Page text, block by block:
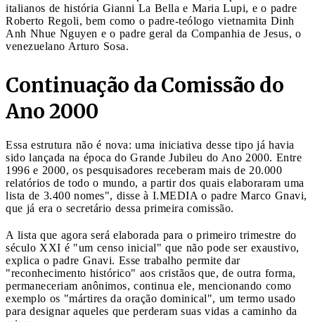
italianos de história Gianni La Bella e Maria Lupi, e o padre
Roberto Regoli, bem como o padre-teólogo vietnamita Dinh
Anh Nhue Nguyen e o padre geral da Companhia de Jesus, o
venezuelano Arturo Sosa.
Continuação da Comissão do
Ano 2000
Essa estrutura não é nova: uma iniciativa desse tipo já havia
sido lançada na época do Grande Jubileu do Ano 2000. Entre
1996 e 2000, os pesquisadores receberam mais de 20.000
relatórios de todo o mundo, a partir dos quais elaboraram uma
lista de 3.400 nomes", disse à I.MEDIA o padre Marco Gnavi,
que já era o secretário dessa primeira comissão.
A lista que agora será elaborada para o primeiro trimestre do
século XXI é "um censo inicial" que não pode ser exaustivo,
explica o padre Gnavi. Esse trabalho permite dar
"reconhecimento histórico" aos cristãos que, de outra forma,
permaneceriam anônimos, continua ele, mencionando como
exemplo os "mártires da oração dominical", um termo usado
para designar aqueles que perderam suas vidas a caminho da